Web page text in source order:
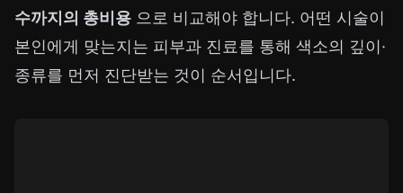
수까지의 총비용 으로 비교해야 합니다. 어떤 시술이
본인에게 맞는지는 피부과 진료를 통해 색소의 깊이·
종류를 먼저 진단받는 것이 순서입니다.